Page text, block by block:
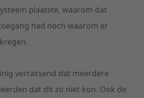
plaatste, waarom dat
had noch waarom er
verrassend dat meerdere
dat dit zo niet kon. Ook de